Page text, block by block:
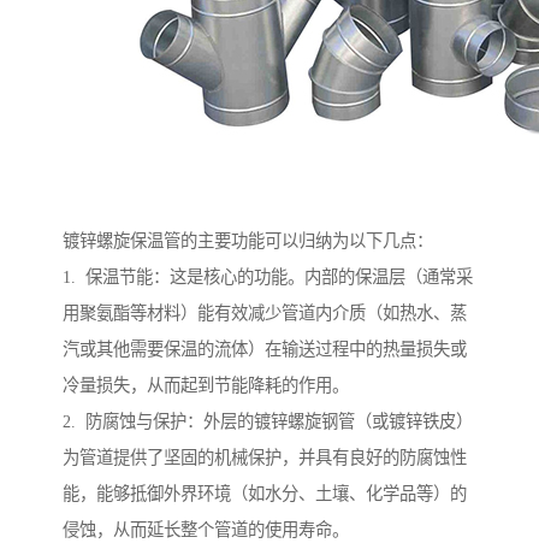
镀锌螺旋保温管的主要功能可以归纳为以下几点：
1. 保温节能：这是核心的功能。内部的保温层（通常采
用聚氨酯等材料）能有效减少管道内介质（如热水、蒸
汽或其他需要保温的流体）在输送过程中的热量损失或
冷量损失，从而起到节能降耗的作用。
2. 防腐蚀与保护：外层的镀锌螺旋钢管（或镀锌铁皮）
为管道提供了坚固的机械保护，并具有良好的防腐蚀性
能，能够抵御外界环境（如水分、土壤、化学品等）的
侵蚀，从而延长整个管道的使用寿命。